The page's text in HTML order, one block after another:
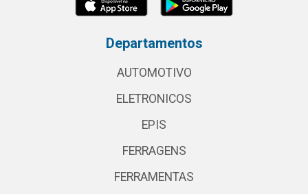
Departamentos
AUTOMOTIVO
ELETRONICOS
EPIS
FERRAGENS
FERRAMENTAS